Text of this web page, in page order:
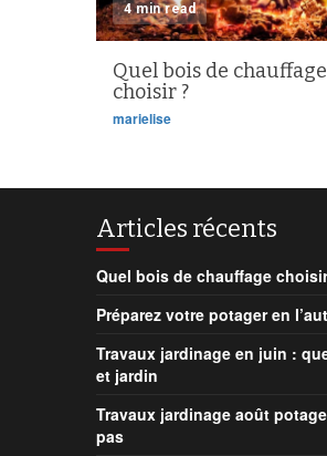
4 min read
Quel bois de chauffage
choisir ?
marielise
Articles récents
Quel bois de chauffage
Préparez votre potager en
Travaux jardinage en juin :
et jardin
Travaux jardinage août
pas